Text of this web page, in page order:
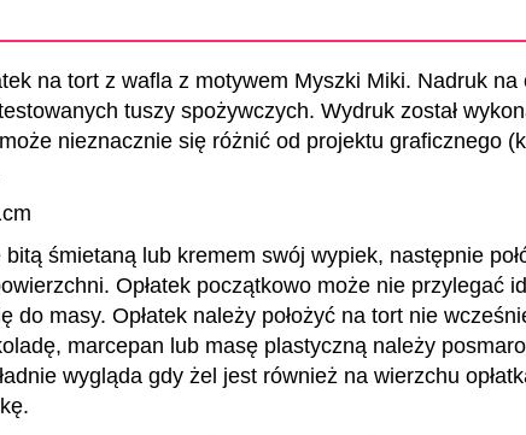
na tort z wafla z motywem Myszki Miki. Nadruk na
tuszy spożywczych. Wydruk został
nieznacznie się różnić od projektu graficznego
śmietaną lub kremem swój wypiek, następnie
Opłatek początkowo może nie przylegać
do masy. Opłatek należy położyć na tort nie
marcepan lub masę plastyczną należy
wygląda gdy żel jest również na wierzchu